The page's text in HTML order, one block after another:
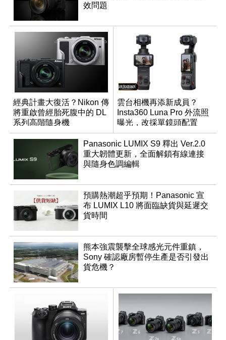
效問題
經典計畫大復活？Nikon 傳
將重啟曾經胎死腹中的 DL
系列高階隨身機
雲台相機再添新成員？
Insta360 Luna Pro 外流照
曝光，改採單鏡頭配置
Panasonic LUMIX S9 釋出 Ver.2.0
重大韌體更新，全面解鎖有線連接
與隨身色調編輯
預購熱潮超乎預期！Panasonic 宣
布 LUMIX L10 將面臨缺貨與延遲交
貨時間
熊本強震襲擊全球感光元件重鎮，
Sony 確認廠房暫停生產是否引發出
貨危機？